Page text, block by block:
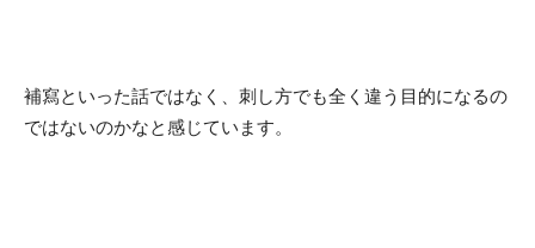
補寫といった話ではなく、刺し方でも全く違う目的になるの
ではないのかなと感じています。